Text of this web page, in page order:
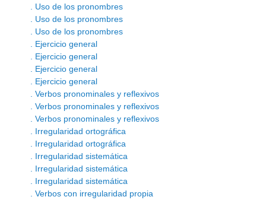
. Uso de los pronombres
. Uso de los pronombres
. Uso de los pronombres
. Ejercicio general
. Ejercicio general
. Ejercicio general
. Ejercicio general
. Verbos pronominales y reflexivos
. Verbos pronominales y reflexivos
. Verbos pronominales y reflexivos
. Irregularidad ortográfica
. Irregularidad ortográfica
. Irregularidad sistemática
. Irregularidad sistemática
. Irregularidad sistemática
. Verbos con irregularidad propia